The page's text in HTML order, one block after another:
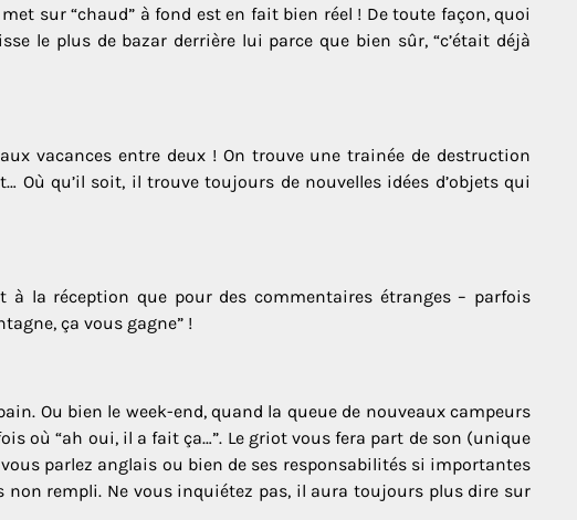
sur “chaud” à fond est en fait bien réel ! De toute façon, quoi
le plus de bazar derrière lui parce que bien sûr, “c’était déjà
vacances entre deux ! On trouve une trainée de destruction
qu’il soit, il trouve toujours de nouvelles idées d’objets qui
la réception que pour des commentaires étranges – parfois
ça vous gagne” !
Ou bien le week-end, quand la queue de nouveaux campeurs
où “ah oui, il a fait ça…”. Le griot vous fera part de son (unique
parlez anglais ou bien de ses responsabilités si importantes
non rempli. Ne vous inquiétez pas, il aura toujours plus dire sur